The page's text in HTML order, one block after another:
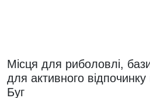
Місця для риболовлі,
для активного відпочинку
Буг